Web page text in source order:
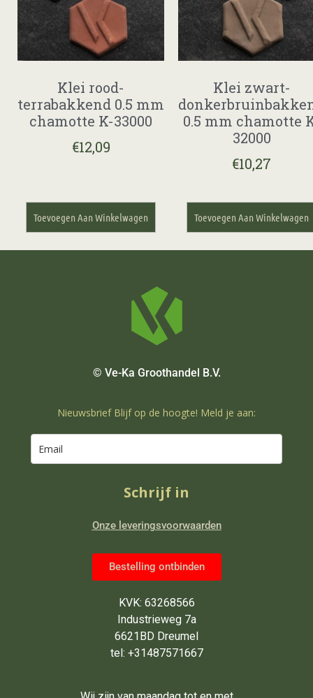
Klei rood-
terrabakkend 0.5 mm
chamotte K-33000
€12,09
Toevoegen Aan Winkelwagen
Klei zwart-
0.5 mm chamotte
32000
€10,27
Toevoegen Aan Winkelwagen
© Ve-Ka Groothandel B.V.
Nieuwsbrief Blijf op de hoogte! Meld je aan:
Schrijf in
Onze leveringsvoorwaarden
Bestelling ontbinden
KVK: 63268566
Industrieweg 7a
6621BD Dreumel
tel: +31487571667